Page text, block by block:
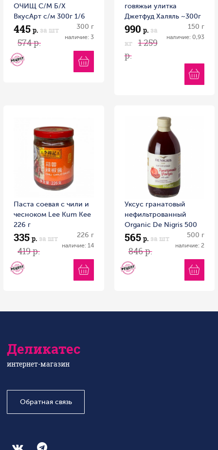
ОЧИЩ С/М Б/Х
ВкусАрт с/м 300г 1/6
Россия
445 р. за шт
574 р.
300 г
наличие: 3
говяжьи улитка
Джетфуд Халяль ~300г
Россия
990 р. за
кг
1 259
р.
150 г
наличие: 0,93
Паста соевая с чили и
чесноком Lee Kum Kee
226 г
335 р. за шт
419 р.
226 г
наличие: 14
Уксус гранатовый
нефильтрованный
Organic Dе Nigris 500
мл 1/6
565 р. за шт
846 р.
500 г
наличие: 2
Деликатес
интернет-магазин
Обратная связь